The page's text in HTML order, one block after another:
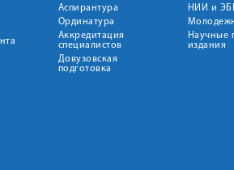
Аспирантура
Ординатура
Аккредитация
специалистов
Довузовская
подготовка
НИИ и
Научные
издания